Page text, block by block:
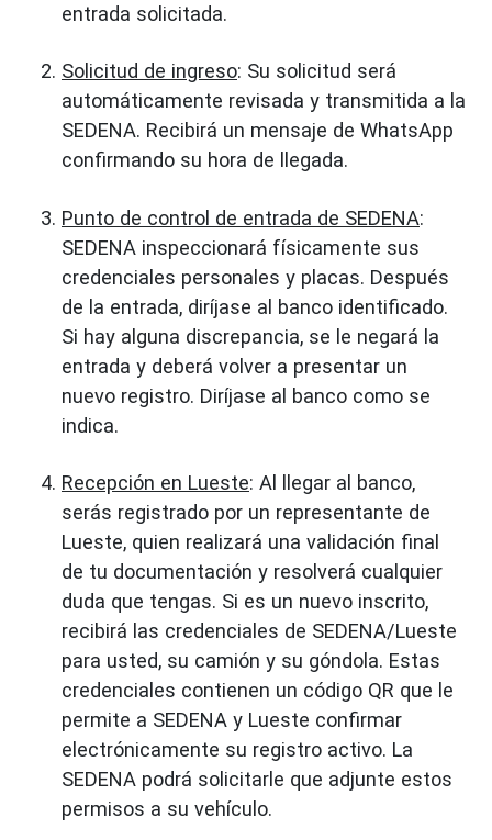
entrada solicitada.
Solicitud de ingreso: Su solicitud será
automáticamente revisada y transmitida a la
SEDENA. Recibirá un mensaje de WhatsApp
confirmando su hora de llegada.
Punto de control de entrada de SEDENA:
SEDENA inspeccionará físicamente sus
credenciales personales y placas. Después
de la entrada, diríjase al banco identificado.
Si hay alguna discrepancia, se le negará la
entrada y deberá volver a presentar un
nuevo registro. Diríjase al banco como se
indica.
Recepción en Lueste: Al llegar al banco,
serás registrado por un representante de
Lueste, quien realizará una validación final
de tu documentación y resolverá cualquier
duda que tengas. Si es un nuevo inscrito,
recibirá las credenciales de SEDENA/Lueste
para usted, su camión y su góndola. Estas
credenciales contienen un código QR que le
permite a SEDENA y Lueste confirmar
electrónicamente su registro activo. La
SEDENA podrá solicitarle que adjunte estos
permisos a su vehículo.